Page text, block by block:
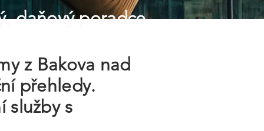
daňový poradce
z Bakova nad
přehledy.
služby s